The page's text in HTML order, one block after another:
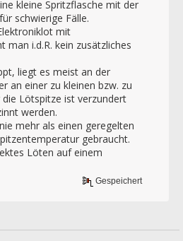
kleine Spritzflasche mit der
schwierige Fälle.
mit
man i.d.R. kein zusätzliches
liegt es meist an der
an einer zu kleinen bzw. zu
Lötspitze ist verzundert
werden.
mehr als einen geregelten
gebraucht.
Löten auf einem
Gespeichert